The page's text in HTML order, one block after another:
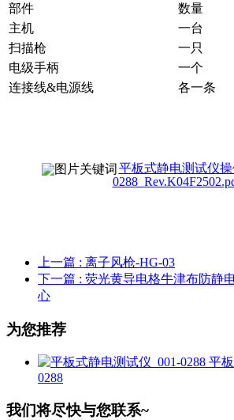
部件
数量
主机
一台
扫描枪
一只
电级手柄
一个
连接线&电源线
各一条
平板式静电测试仪
上一篇 : 离子风枪-HG-03
下一篇 : 荧光黄导电格牛津布防静
心
为您推荐
平
0288
我们将尽快与您联系~